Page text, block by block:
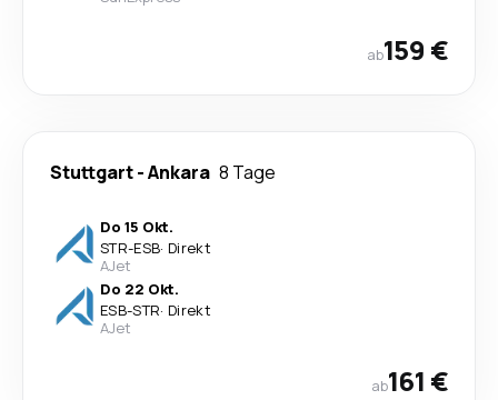
ab159 €
Stuttgart-Ankara 8 Tage
Do 15 Okt.
STR-ESB· Direkt
AJet
Do 22 Okt.
ESB-STR· Direkt
AJet
ab161 €